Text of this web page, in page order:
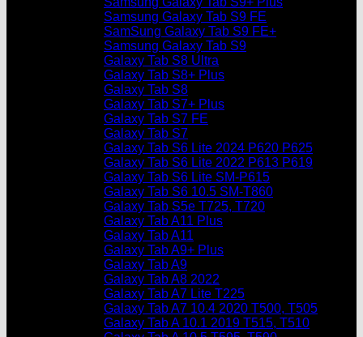
Samsung Galaxy Tab S9 FE
SamSung Galaxy Tab S9 FE+
Samsung Galaxy Tab S9
Galaxy Tab S8 Ultra
Galaxy Tab S8+ Plus
Galaxy Tab S8
Galaxy Tab S7+ Plus
Galaxy Tab S7 FE
Galaxy Tab S7
Galaxy Tab S6 Lite 2024 P620 P625
Galaxy Tab S6 Lite 2022 P613 P619
Galaxy Tab S6 Lite SM-P615
Galaxy Tab S6 10.5 SM-T860
Galaxy Tab S5e T725, T720
Galaxy Tab A11 Plus
Galaxy Tab A11
Galaxy Tab A9+ Plus
Galaxy Tab A9
Galaxy Tab A8 2022
Galaxy Tab A7 Lite T225
Galaxy Tab A7 10.4 2020 T500, T505
Galaxy Tab A 10.1 2019 T515, T510